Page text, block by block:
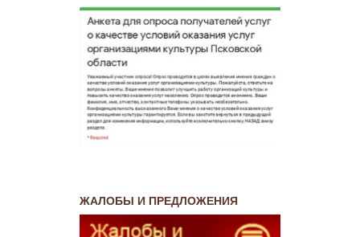
ЖАЛОБЫ И ПРЕДЛОЖЕНИЯ